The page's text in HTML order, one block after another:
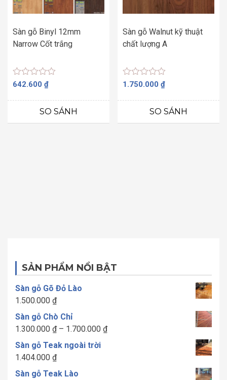
Sàn gỗ Binyl 12mm
Narrow Cốt trắng
Được
hạng
sao
642.600 ₫
SO SÁNH
Sàn gỗ Walnut kỹ thuật
chất lượng A
Được
hạng
sao
1.750.000₫
SO SÁNH
SẢN PHẨM NỔI BẬT
Sàn gỗ Gõ Đỏ Lào
1.500.000 ₫
Sàn gỗ Chò Chỉ
1.300.000 ₫ – 1.700.000 ₫Khoảng
Sàn gỗ Teak ngoài trời
1.404.000 ₫
Sàn gỗ Teak Lào